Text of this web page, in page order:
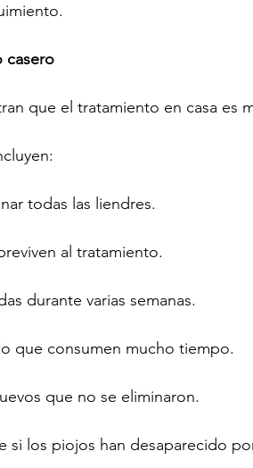
casero
que el tratamiento en casa es
todas las liendres.
al tratamiento.
durante varias semanas.
que consumen mucho tiempo.
que no se eliminaron.
si los piojos han desaparecido